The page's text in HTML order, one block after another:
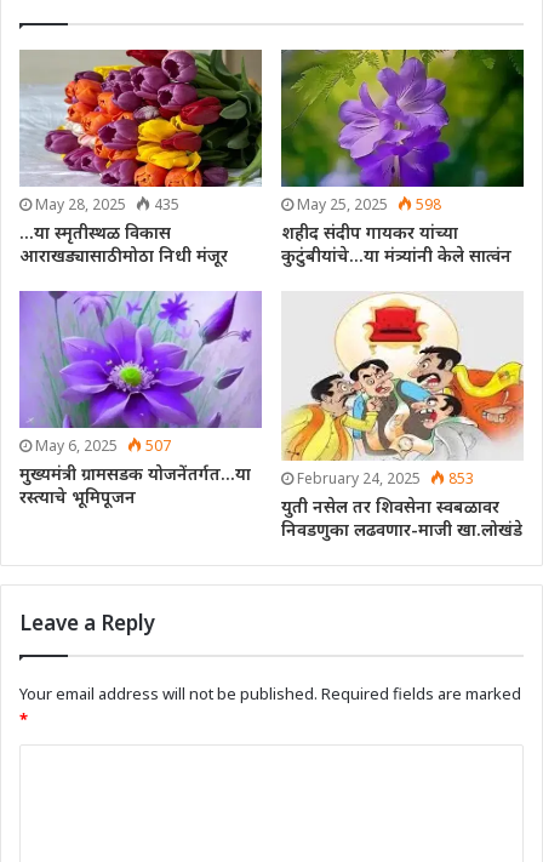
May 28, 2025 435
…या स्मृतीस्थळ विकास
आराखड्यासाठी मोठा निधी मंजूर
May 25, 2025 598
शहीद संदीप गायकर यांच्या
कुटुंबीयांचे…या मंत्र्यांनी केले सात्वंन
May 6, 2025 507
मुख्यमंत्री ग्रामसडक योजनेंतर्गत…या
रस्त्याचे भूमिपूजन
February 24, 2025 853
युती नसेल तर शिवसेना स्वबळावर
निवडणुका लढवणार-माजी खा.लोखंडे
Leave a Reply
Your email address will not be published. Required fields are marked
*